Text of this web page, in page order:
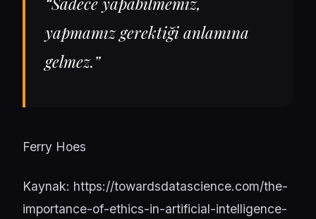
yapmamız gerektiği anlamına
gelmez.”
Ferry Hoes
Kaynak: https://towardsdatascience.com/the-
importance-of-ethics-in-artificial-intelligence-